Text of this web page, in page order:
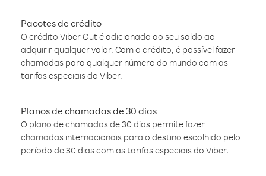
Pacotes de crédito
O crédito Viber Out é adicionado ao seu saldo ao
adquirir qualquer valor. Com o crédito, é possível fazer
chamadas para qualquer número do mundo com as
tarifas especiais do Viber.
Planos de chamadas de 30 dias
O plano de chamadas de 30 dias permite fazer
chamadas internacionais para o destino escolhido pelo
período de 30 dias com as tarifas especiais do Viber.